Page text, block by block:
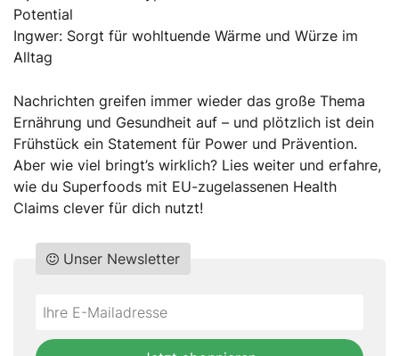
Potential
Ingwer: Sorgt für wohltuende Wärme und Würze im
Alltag
Nachrichten greifen immer wieder das große Thema
Ernährung und Gesundheit auf – und plötzlich ist dein
Frühstück ein Statement für Power und Prävention.
Aber wie viel bringt’s wirklich? Lies weiter und erfahre,
wie du Superfoods mit EU-zugelassenen Health
Claims clever für dich nutzt!
Do
fill
Unser Newsletter
*Ihre
Mailadresse: